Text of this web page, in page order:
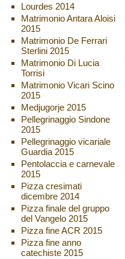
Lourdes 2014
Matrimonio Antara Aloisi
2015
Matrimonio De Ferrari
Sterlini 2015
Matrimonio Di Lucia
Torrisi
Matrimonio Vicari Scino
2015
Medjugorje 2015
Pellegrinaggio Sindone
2015
Pellegrinaggio vicariale
Guardia 2015
Pentolaccia e carnevale
2015
Pizza cresimati
dicembre 2014
Pizza finale del gruppo
del Vangelo 2015
Pizza fine ACR 2015
Pizza fine anno
catechiste 2015